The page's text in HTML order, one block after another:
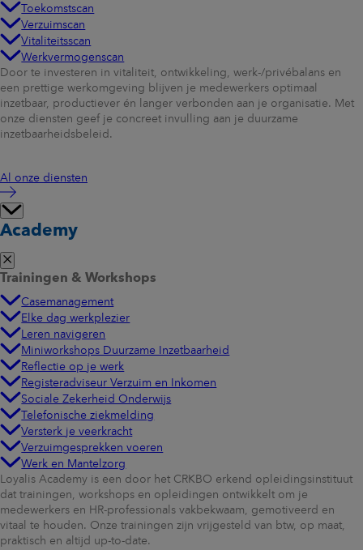
Toekomstscan
Verzuimscan
Vitaliteitsscan
Werkvermogenscan
Door te investeren in vitaliteit, ontwikkeling, werk-/privébalans en
een prettige werkomgeving blijven je medewerkers optimaal
inzetbaar, productiever én langer verbonden aan je organisatie. Met
onze diensten geef je concreet invulling aan je duurzame
inzetbaarheidsbeleid.
Al onze diensten
Academy
Trainingen & Workshops
Casemanagement
Elke dag werkplezier
Leren navigeren
Miniworkshops Duurzame Inzetbaarheid
Reflectie op je werk
Registeradviseur Verzuim en Inkomen
Sociale Zekerheid Onderwijs
Telefonische ziekmelding
Versterk je veerkracht
Verzuimgesprekken voeren
Werk en Mantelzorg
Loyalis Academy is een door het CRKBO erkend opleidingsinstituut
dat trainingen, workshops en opleidingen ontwikkelt om je
medewerkers en HR-professionals vakbekwaam, gemotiveerd en
vitaal te houden. Onze trainingen zijn vrijgesteld van btw, op maat,
praktisch en altijd up-to-date.